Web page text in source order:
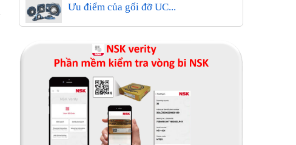
Ưu điểm của gối đỡ UC...